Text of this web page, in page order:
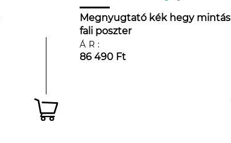
Megnyugtató kék hegy mintás
fali poszter
ÁR:
86 490 Ft